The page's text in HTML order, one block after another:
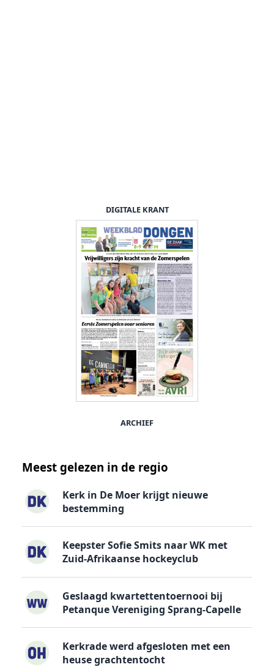
DIGITALE KRANT
ARCHIEF
Meest gelezen in de regio
Kerk in De Moer krijgt nieuwe
bestemming
Keepster Sofie Smits naar WK met
Zuid-Afrikaanse hockeyclub
Geslaagd kwartettentoernooi bij
Petanque Vereniging Sprang-Capelle
Kerkrade werd afgesloten met een
heuse grachtentocht